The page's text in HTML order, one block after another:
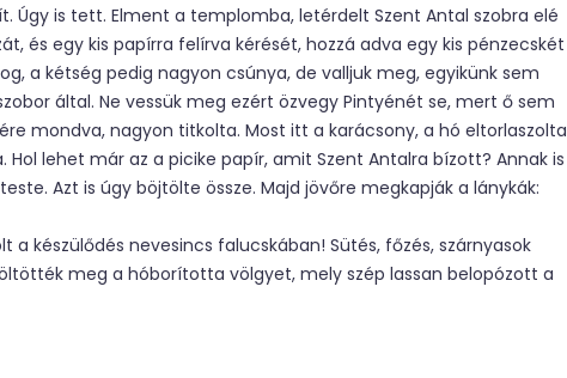
Úgy is tett. Elment a templomba, letérdelt Szent Antal szobra elé
és egy kis papírra felírva kérését, hozzá adva egy kis pénzecskét
a kétség pedig nagyon csúnya, de valljuk meg, egyikünk sem
által. Ne vessük meg ezért özvegy Pintyénét se, mert ő sem
mondva, nagyon titkolta. Most itt a karácsony, a hó eltorlaszolta
Hol lehet már az a picike papír, amit Szent Antalra bízott? Annak is
Azt is úgy böjtölte össze. Majd jövőre megkapják a lánykák:
készülődés nevesincs falucskában! Sütés, főzés, szárnyasok
meg a hóborította völgyet, mely szép lassan belopózott a